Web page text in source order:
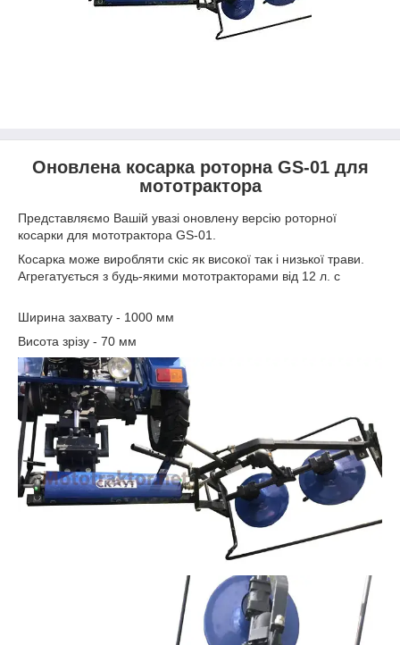
Оновлена косарка роторна GS-01 для
мототрактора
Представляємо Вашій увазі оновлену версію роторної
косарки для мототрактора GS-01.
Косарка може виробляти скіс як високої так і низької трави.
Агрегатується з будь-якими мототракторами від 12 л. с
Ширина захвату - 1000 мм
Висота зрізу - 70 мм